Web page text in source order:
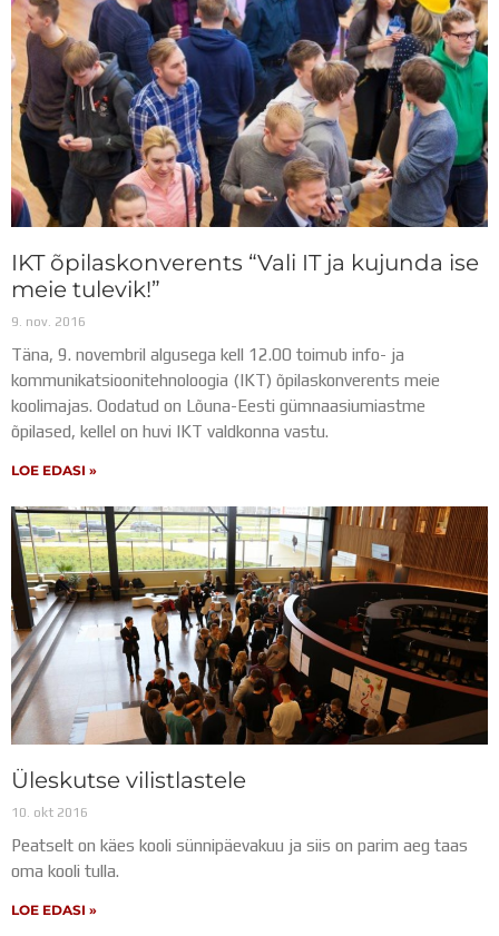
IKT õpilaskonverents “Vali IT ja kujunda ise
meie tulevik!”
9. nov. 2016
Täna, 9. novembril algusega kell 12.00 toimub info- ja
kommunikatsioonitehnoloogia (IKT) õpilaskonverents meie
koolimajas. Oodatud on Lõuna-Eesti gümnaasiumiastme
õpilased, kellel on huvi IKT valdkonna vastu.
LOE EDASI »
Üleskutse vilistlastele
10. okt 2016
Peatselt on käes kooli sünnipäevakuu ja siis on parim aeg taas
oma kooli tulla.
LOE EDASI »